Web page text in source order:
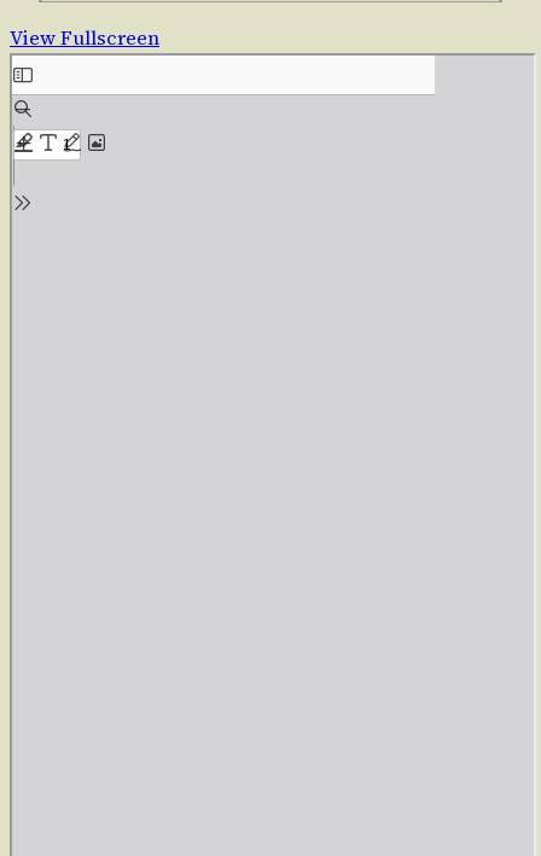
View Fullscreen